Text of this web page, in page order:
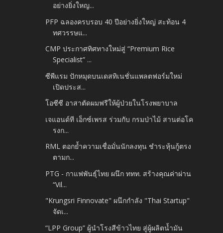
อย่างยิ่งใหญ...
PFP ฉลองครบรอบ 40 ปีอย่างยิ่งใหญ่ สะท้อน 4
ทศวรรษแ...
CMP ประกาศทิศทางใหม่สู่ “Premium Rice
Specialist” ...
ซีพีแรม ปักหมุดบนเดสทิเนชั่นแพลตฟอร์มใหม่
เปิดประส...
โอซีซี อาสาตัดผมฟรีให้ผู้ป่วยในโรงพยาบาล
เจแอนด์ที เอ็กซ์เพรส ร่วมกับ กรมป่าไม้ สานต่อโค
รงก...
RML ตอกย้ำความเชื่อมั่นนักลงทุน ชำระหุ้นกู้ตรง
ตามก...
PTG - กาแฟพันธุ์ไทย ผนึก ททท. สร้างคุณค่าผ่าน
“Vil...
"Krungsri Finnovate" ผนึกกำลัง "Thai Startup"
จัดเ...
“LPP Group” ผู้นำโรงสีข้าวไทย สู่ผู้ผลิตน้ำมัน